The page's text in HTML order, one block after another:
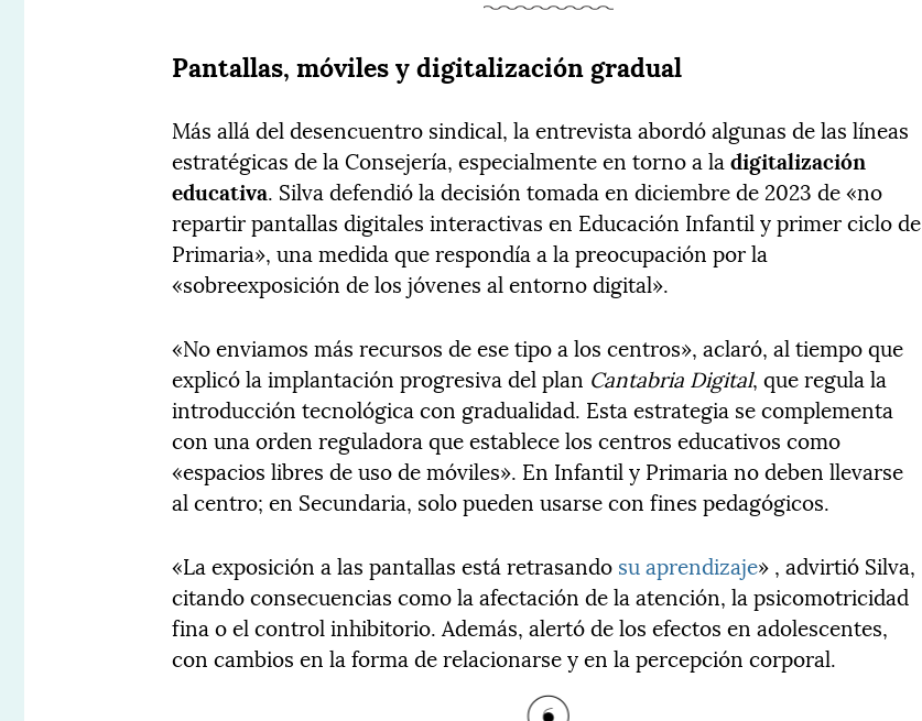
Pantallas, móviles y digitalización gradual
Más allá del desencuentro sindical, la entrevista abordó algunas de las líneas
estratégicas de la Consejería, especialmente en torno a ladigitalización
educativa. Silva defendió la decisión tomada en diciembre de 2023 de «no
repartir pantallas digitales interactivas en Educación Infantil y primer ciclo de
Primaria», una medida que respondía a la preocupación por la
«sobreexposición de los jóvenes al entorno digital».
«No enviamos más recursos de ese tipo a los centros», aclaró, al tiempo que
explicó la implantación progresiva del plan Cantabria Digital, que regula la
introducción tecnológica con gradualidad. Esta estrategia se complementa
con una orden reguladora que establece los centros educativos como
«espacios libres de uso de móviles». En Infantil y Primaria no deben llevarse
al centro; en Secundaria, solo pueden usarse con fines pedagógicos.
«La exposición a las pantallas está retrasando su aprendizaje» , advirtió Silva,
citando consecuencias como la afectación de la atención, la psicomotricidad
fina o el control inhibitorio. Además, alertó de los efectos en adolescentes,
con cambios en la forma de relacionarse y en la percepción corporal.